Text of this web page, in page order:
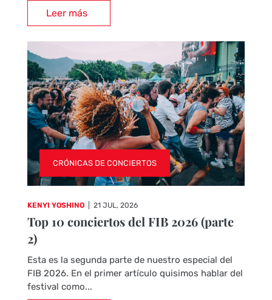
Leer más
CRÓNICAS DE CONCIERTOS
KENYI YOSHINO 21 JUL, 2026
Top 10 conciertos del FIB 2026 (parte
2)
Esta es la segunda parte de nuestro especial del
FIB 2026. En el primer artículo quisimos hablar del
festival como...